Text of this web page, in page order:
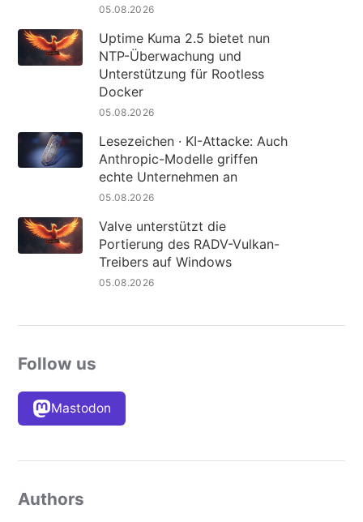
05.08.2026
Uptime Kuma 2.5 bietet nun
NTP-Überwachung und
Unterstützung für Rootless
Docker
05.08.2026
Lesezeichen · KI-Attacke: Auch
Anthropic-Modelle griffen
echte Unternehmen an
05.08.2026
Valve unterstützt die
Portierung des RADV-Vulkan-
Treibers auf Windows
05.08.2026
Follow us
Mastodon
Authors